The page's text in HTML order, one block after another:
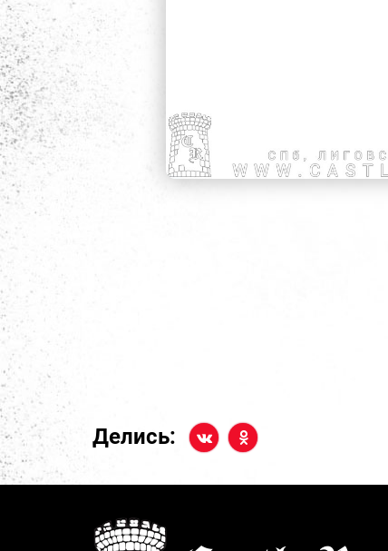
Делись: